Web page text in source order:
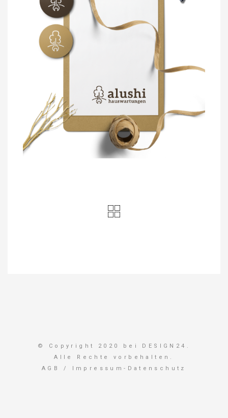
© Copyright 2020 bei DESIGN24.
Alle Rechte vorbehalten.
AGB
/ Impressum-Datenschutz